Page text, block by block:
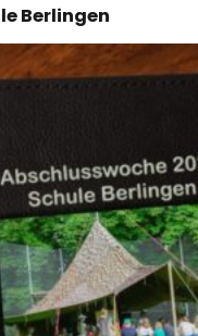
Berlingen